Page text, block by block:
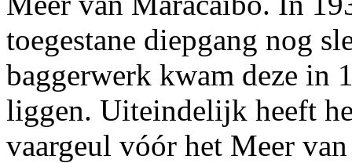
toegestane diepgang nog
baggerwerk kwam deze in
liggen. Uiteindelijk heeft
vaargeul vóór het Meer